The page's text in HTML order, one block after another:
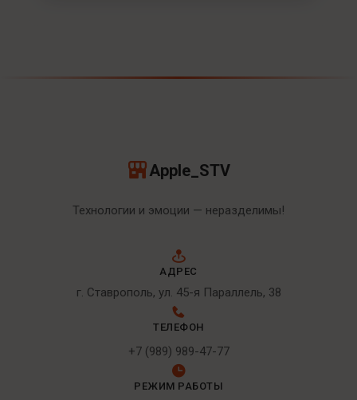
Apple_STV
Технологии и эмоции — неразделимы!
АДРЕС
г. Ставрополь, ул. 45-я Параллель, 38
ТЕЛЕФОН
+7 (989) 989-47-77
РЕЖИМ РАБОТЫ